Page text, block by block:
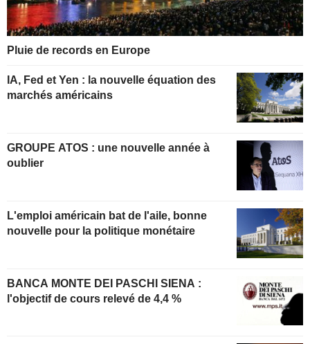
Pluie de records en Europe
IA, Fed et Yen : la nouvelle équation des
marchés américains
GROUPE ATOS : une nouvelle année à
oublier
L'emploi américain bat de l'aile, bonne
nouvelle pour la politique monétaire
BANCA MONTE DEI PASCHI SIENA :
l'objectif de cours relevé de 4,4 %